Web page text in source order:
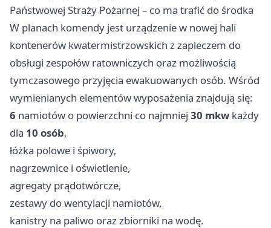
Państwowej Straży Pożarnej – co ma trafić do środka
W planach komendy jest urządzenie w nowej hali
kontenerów kwatermistrzowskich z zapleczem do
obsługi zespołów ratowniczych oraz możliwością
tymczasowego przyjęcia ewakuowanych osób. Wśród
wymienianych elementów wyposażenia znajdują się:
6 namiotów o powierzchni co najmniej 30 mkw każdy
dla 10 osób,
łóżka polowe i śpiwory,
nagrzewnice i oświetlenie,
agregaty prądotwórcze,
zestawy do wentylacji namiotów,
kanistry na paliwo oraz zbiorniki na wodę.